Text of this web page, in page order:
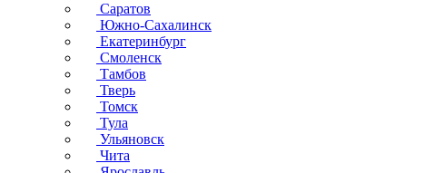
Саратов
Южно-Сахалинск
Екатеринбург
Смоленск
Тамбов
Тверь
Томск
Тула
Ульяновск
Чита